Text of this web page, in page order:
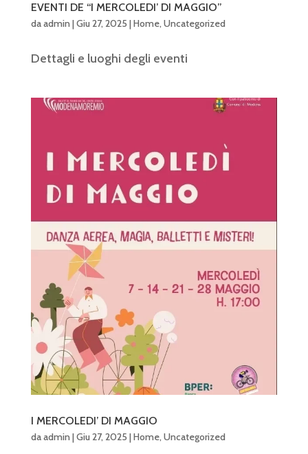
EVENTI DE “I MERCOLEDI’ DI MAGGIO”
daadmin |Giu 27, 2025 |Home,Uncategorized
Dettagli e luoghi degli eventi
I MERCOLEDI’ DI MAGGIO
daadmin |Giu 27, 2025 |Home,Uncategorized